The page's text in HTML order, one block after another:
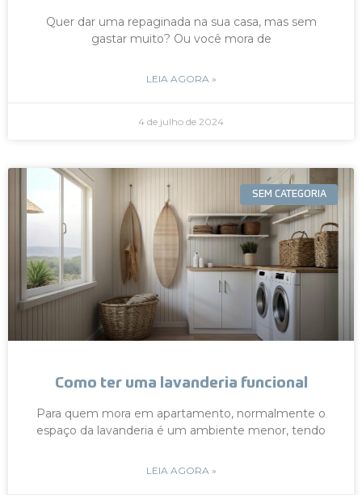
Quer dar uma repaginada na sua casa, mas sem
gastar muito? Ou você mora de
LEIA AGORA »
4 de julho de 2024
SEM CATEGORIA
Como ter uma lavanderia funcional
Para quem mora em apartamento, normalmente o
espaço da lavanderia é um ambiente menor, tendo
LEIA AGORA »